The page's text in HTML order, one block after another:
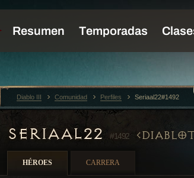
SERIAAL22 #1492
HÉROES CARRERA
Diablo III Comunidad Perfiles Seriaal22#1492